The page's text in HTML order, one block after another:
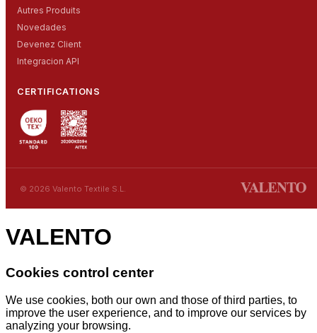
Autres Produits
Novedades
Devenez Client
Integracion API
CERTIFICATIONS
© 2026 Valento Textile S.L.
VALENTO
Cookies control center
We use cookies, both our own and those of third parties, to
improve the user experience, and to improve our services by
analyzing your browsing.